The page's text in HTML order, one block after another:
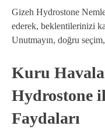
Gizeh Hydrostone
ederek, beklentilerinizi
Unutmayın, doğru
Kuru
Hydrostone
Faydaları